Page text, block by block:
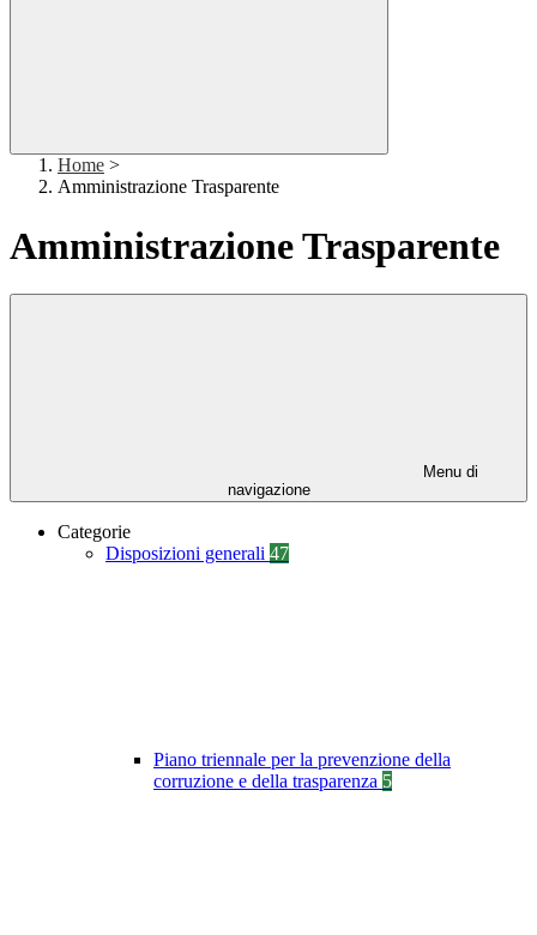
Home >
Amministrazione Trasparente
Amministrazione Trasparente
Menu di
navigazione
Categorie
Disposizioni generali 47
Piano triennale per la prevenzione della
corruzione e della trasparenza 5